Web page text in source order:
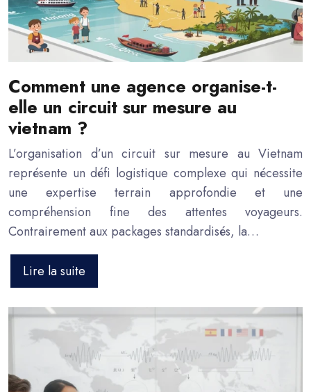
Comment une agence organise-t-
elle un circuit sur mesure au
vietnam ?
L’organisation d’un circuit sur mesure au Vietnam
représente un défi logistique complexe qui nécessite
une expertise terrain approfondie et une
compréhension fine des attentes voyageurs.
Contrairement aux packages standardisés, la…
Lire la suite